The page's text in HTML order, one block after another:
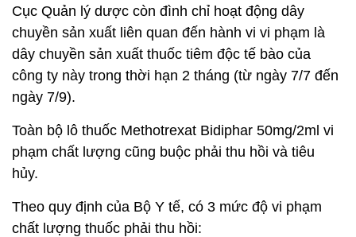
Cục Quản lý dược còn đình chỉ hoạt động dây
chuyền sản xuất liên quan đến hành vi vi phạm là
dây chuyền sản xuất thuốc tiêm độc tế bào của
công ty này trong thời hạn 2 tháng (từ ngày 7/7 đến
ngày 7/9).
Toàn bộ lô thuốc Methotrexat Bidiphar 50mg/2ml vi
phạm chất lượng cũng buộc phải thu hồi và tiêu
hủy.
Theo quy định của Bộ Y tế, có 3 mức độ vi phạm
chất lượng thuốc phải thu hồi: